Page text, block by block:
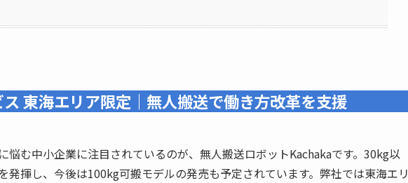
東海エリア限定｜無人搬送で働き方改革を支援
悩む中小企業に注目されているのが、無人搬送ロボットKachakaです。30kg以
発揮し、今後は100kg可搬モデルの発売も予定されています。弊社では東海エリ